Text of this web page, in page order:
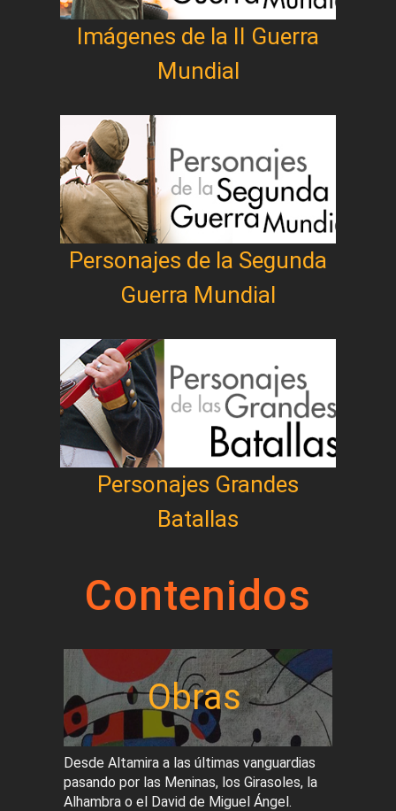
Imágenes de la II Guerra
Mundial
Personajes de la Segunda
Guerra Mundial
Personajes Grandes
Batallas
Contenidos
Obras
Desde Altamira a las últimas vanguardias
pasando por las Meninas, los Girasoles, la
Alhambra o el David de Miguel Ángel.